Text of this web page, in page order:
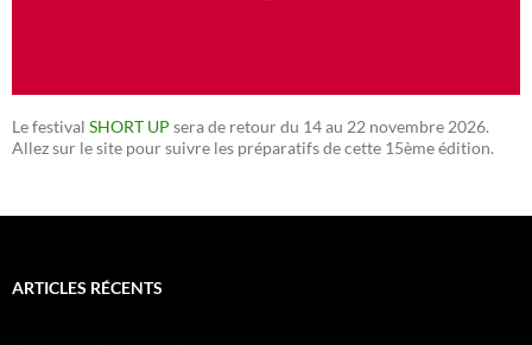
Le festival SHORT UP sera de retour du 14 au 22 novembre 2026.
Allez sur le site pour suivre les préparatifs de cette 15ème édition.
ARTICLES RÉCENTS